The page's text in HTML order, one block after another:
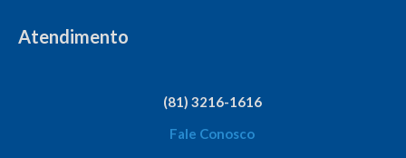
Atendimento
(81) 3216-1616
Fale Conosco